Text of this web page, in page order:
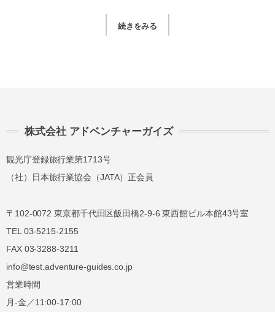
続きをみる
株式会社 アドベンチャーガイズ
観光庁登録旅行業第1713号
（社）日本旅行業協会（JATA）正会員
〒102-0072 東京都千代田区飯田橋2-9-6 東西館ビル本館43号室
TEL 03-5215-2155
FAX 03-3288-3211
info@test.adventure-guides.co.jp
営業時間
月-金／11:00-17:00